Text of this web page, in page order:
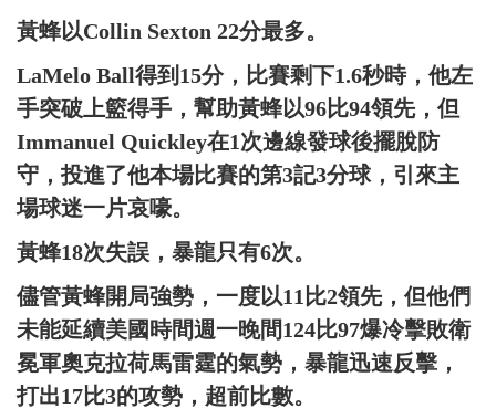
黃蜂以Collin Sexton 22分最多。
LaMelo Ball得到15分，比賽剩下1.6秒時，他左
手突破上籃得手，幫助黃蜂以96比94領先，但
Immanuel Quickley在1次邊線發球後擺脫防
守，投進了他本場比賽的第3記3分球，引來主
場球迷一片哀嚎。
黃蜂18次失誤，暴龍只有6次。
儘管黃蜂開局強勢，一度以11比2領先，但他們
未能延續美國時間週一晚間124比97爆冷擊敗衛
冕軍奧克拉荷馬雷霆的氣勢，暴龍迅速反擊，
打出17比3的攻勢，超前比數。